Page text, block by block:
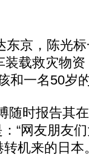
京，陈光标
载救灾物
和一名50岁
时报告其在
“网友朋友
机来的日